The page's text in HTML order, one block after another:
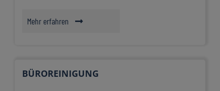
Mehr erfahren
BÜROREINIGUNG